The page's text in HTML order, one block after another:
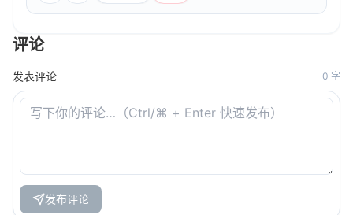
评论
发表评论 0 字
发布评论